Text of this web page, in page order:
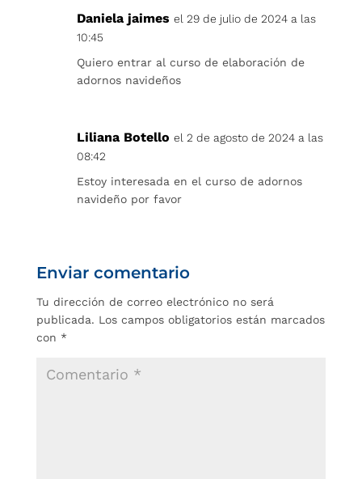
Daniela jaimes el 29 de julio de 2024 a las
10:45
Quiero entrar al curso de elaboración de
adornos navideños
Liliana Botello el 2 de agosto de 2024 a las
08:42
Estoy interesada en el curso de adornos
navideño por favor
Enviar comentario
Tu dirección de correo electrónico no será
publicada. Los campos obligatorios están marcados
con *